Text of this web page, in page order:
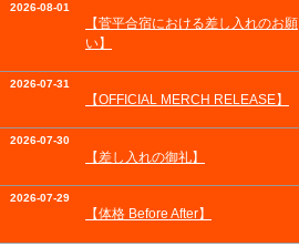
2026-08-01
【菅平合宿における差し入れのお願
い】
2026-07-31
【OFFICIAL MERCH RELEASE】
2026-07-30
【差し入れの御礼】
2026-07-29
【体格 Before After】